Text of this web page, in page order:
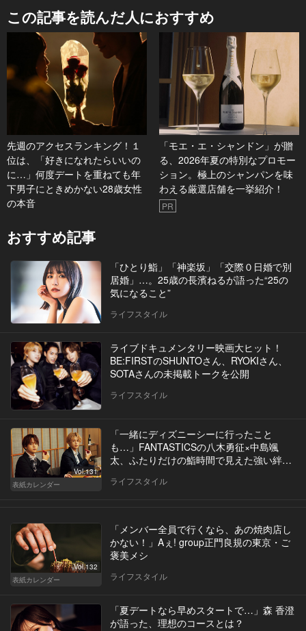
この記事を読んだ人におすすめ
先週のアクセスランキング！１
位は、「好きになれたらいいの
に…」何度デートを重ねても年
下男子にときめかない28歳女性
の本音
「モエ・エ・シャンドン」が贈
る、2026年夏の特別なプロモー
ション。極上のシャンパンを味
わえる厳選店舗を一挙紹介！
PR
おすすめ記事
「ひとり鮨」「神楽坂」「交際０日婚で別
居婚」…。25歳の長濱ねるが語った“25の
気になること”
ライフスタイル
ライブドキュメンタリー映画大ヒット！
BE:FIRSTのSHUNTOさん、RYOKIさん、
SOTAさんの未掲載トークを公開
ライフスタイル
Vol.131
表紙カレンダー
「一緒にディズニーシーに行ったこと
も…」FANTASTICSの八木勇征×中島颯
太、ふたりだけの鮨時間で見えた強い絆と
ライフスタイル
Vol.132
表紙カレンダー
「メンバー全員で行くなら、あの焼肉店し
かない！」Aぇ! group正門良規の東京・ご
褒美メシ
ライフスタイル
「夏デートなら早めスタートで…」森 香澄
が語った、理想のコースとは？